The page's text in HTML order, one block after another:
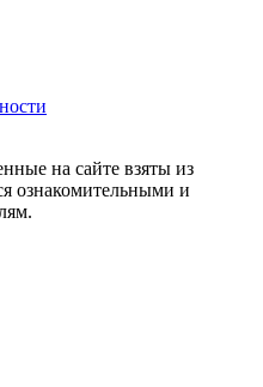
на сайте взяты из
ознакомительными и